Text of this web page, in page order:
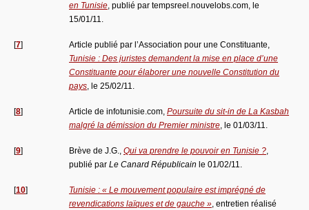
en Tunisie, publié par tempsreel.nouvelobs.com, le
15/01/11.
[7]
Article publié par l’Association pour une Constituante,
Tunisie : Des juristes demandent la mise en place d’une
Constituante pour élaborer une nouvelle Constitution du
pays, le 25/02/11.
[8] Article de infotunisie.com, Poursuite du sit-in de La Kasbah
malgré la démission du Premier ministre, le 01/03/11.
[9] Brève de J.G., Qui va prendre le pouvoir en Tunisie ?,
publié par Le Canard Républicain le 01/02/11.
[10]
Tunisie : « Le mouvement populaire est imprégné de
revendications laïques et de gauche », entretien réalisé